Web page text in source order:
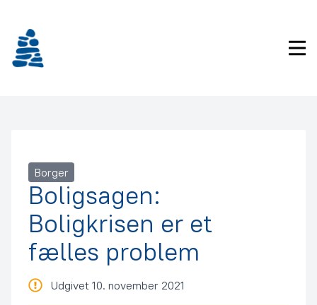
indhold
Borger
Boligsagen:
Boligkrisen er et
fælles problem
Udgivet 10. november 2021